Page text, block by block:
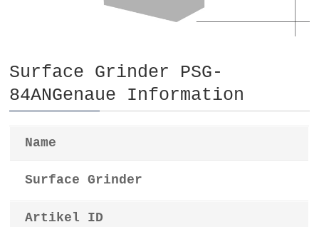
Surface Grinder PSG-
84ANGenaue Information
Name
Surface Grinder
Artikel ID